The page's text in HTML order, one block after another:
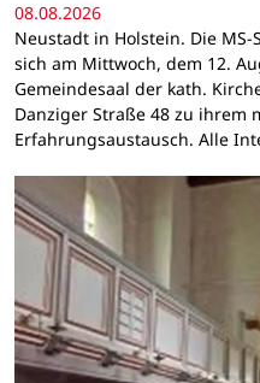
08.08.2026
Neustadt in Holstein. Die
sich am Mittwoch, dem 12.
Gemeindesaal der kath.
Danziger Straße 48 zu ihrem
Erfahrungsaustausch. Alle